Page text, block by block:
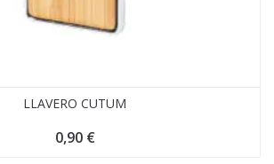
LLAVERO CUTUM
0,90 €